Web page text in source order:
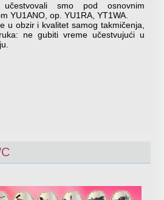
smo pod osnovnim
YU1ANO, op. YU1RA, YT1WA.
u obzir i kvalitet samog takmičenja,
ne gubiti vreme učestvujući u